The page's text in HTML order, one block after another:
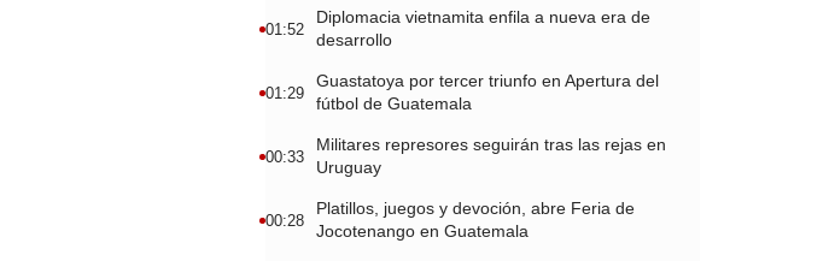
01:52
Diplomacia vietnamita enfila a nueva era de
desarrollo
01:29
Guastatoya por tercer triunfo en Apertura del
fútbol de Guatemala
00:33
Militares represores seguirán tras las rejas en
Uruguay
00:28
Platillos, juegos y devoción, abre Feria de
Jocotenango en Guatemala